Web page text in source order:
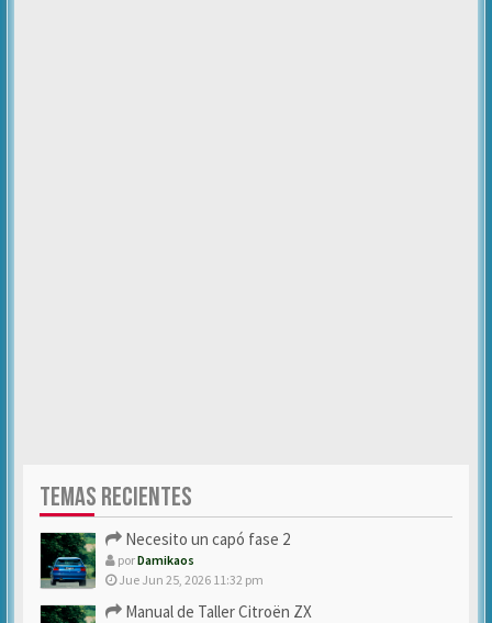
TEMAS RECIENTES
Necesito un capó fase 2
porDamikaos
Jue Jun 25, 2026 11:32 pm
Manual de Taller Citroën ZX